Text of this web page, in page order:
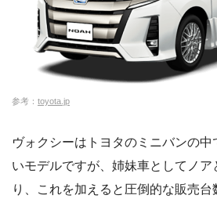
参考： toyota.jp
ヴォクシーはトヨタのミニバンの
いモデルですが、姉妹車としてノア
り、これを加えると圧倒的な販売台